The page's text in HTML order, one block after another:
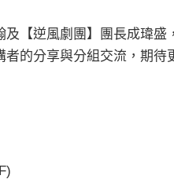
【逆風劇團】團長成瑋
的分享與分組交流，期